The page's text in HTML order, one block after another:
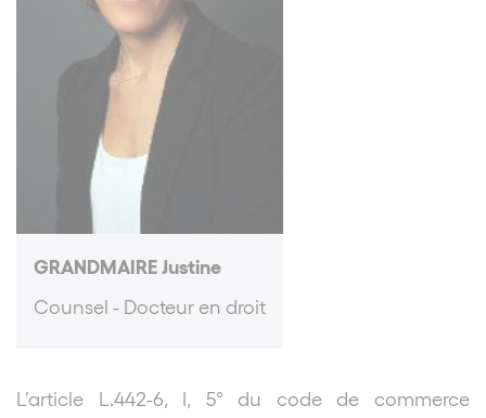
GRANDMAIRE Justine
Counsel - Docteur en droit
L’article L.442-6, I, 5° du code de commerce